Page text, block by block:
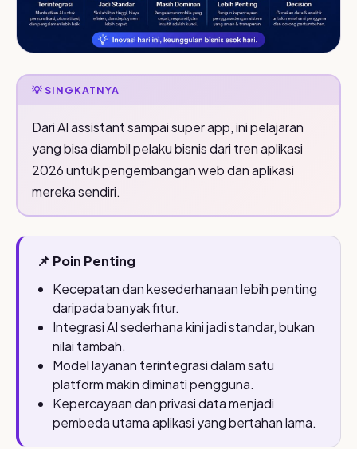
💡 SINGKATNYA
Dari AI assistant sampai super app, ini pelajaran
yang bisa diambil pelaku bisnis dari tren aplikasi
2026 untuk pengembangan web dan aplikasi
mereka sendiri.
📌 Poin Penting
Kecepatan dan kesederhanaan lebih penting
daripada banyak fitur.
Integrasi AI sederhana kini jadi standar, bukan
nilai tambah.
Model layanan terintegrasi dalam satu
platform makin diminati pengguna.
Kepercayaan dan privasi data menjadi
pembeda utama aplikasi yang bertahan lama.